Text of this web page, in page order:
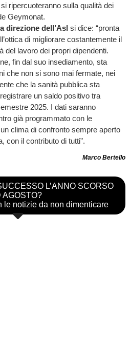
ripercuoteranno sulla qualità dei
Geymonat.
direzione dell’Asl si dice: “pronta
di migliorare costantemente il
del lavoro dei propri dipendenti.
fin dal suo insediamento, sta
che non si sono mai fermate, nei
che la sanità pubblica sta
un saldo positivo tra
2025. I dati saranno
già programmato con le
clima di confronto sempre aperto
con il contributo di tutti”.
Marco Bertello
L’ANNO SCORSO
AGOSTO?
le notizie da non dimenticare